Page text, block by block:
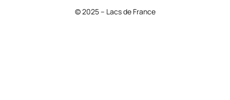
© 2025 – Lacs de France